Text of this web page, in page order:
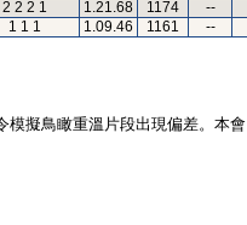
2 2 2 1 1.21.68 1174
--
1 1 1 1.09.46 1161 --
模擬鳥瞰重溫片段出現偏差。本會